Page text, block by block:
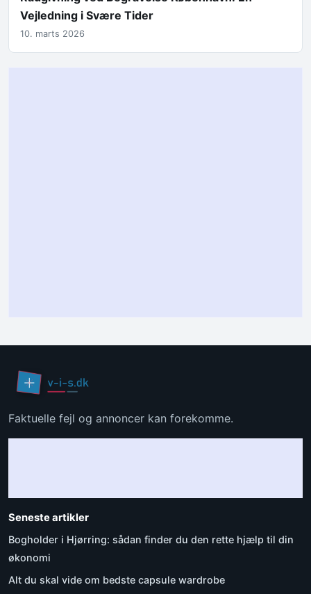
Vejledning i Svære Tider
10. marts 2026
Faktuelle fejl og annoncer kan forekomme.
Seneste artikler
Bogholder i Hjørring: sådan finder du den rette hjælp til din
økonomi
Alt du skal vide om bedste capsule wardrobe